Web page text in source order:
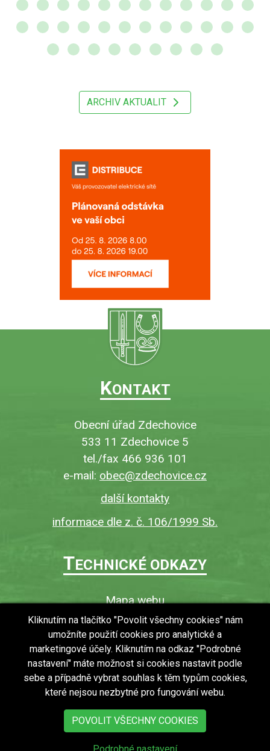
ARCHIV AKTUALIT
KONTAKT
Obecní úřad Zdechovice
533 11 Zdechovice 5
tel./fax 466 936 101
e-mail: obec@zdechovice.cz
další kontakty
informace dle z. č. 106/1999 Sb.
TECHNICKÉ ODKAZY
Mapa webu
O webu
Povinně zveřejňované informace
Ochrana osobních údajů (GDPR)
Vyhledávání
RSS
Bezbariérový přístup v obci
Kliknutím na tlačítko "Povolit všechny cookies" nám
umožníte použití cookies pro analytické a
marketingové účely. Kliknutím na odkaz "Podrobné
nastavení" máte možnost si cookies nastavit podle
sebe a případně vybrat souhlas k těm typům cookies,
které nejsou nezbytné pro fungování webu.
POVOLIT VŠECHNY COOKIES